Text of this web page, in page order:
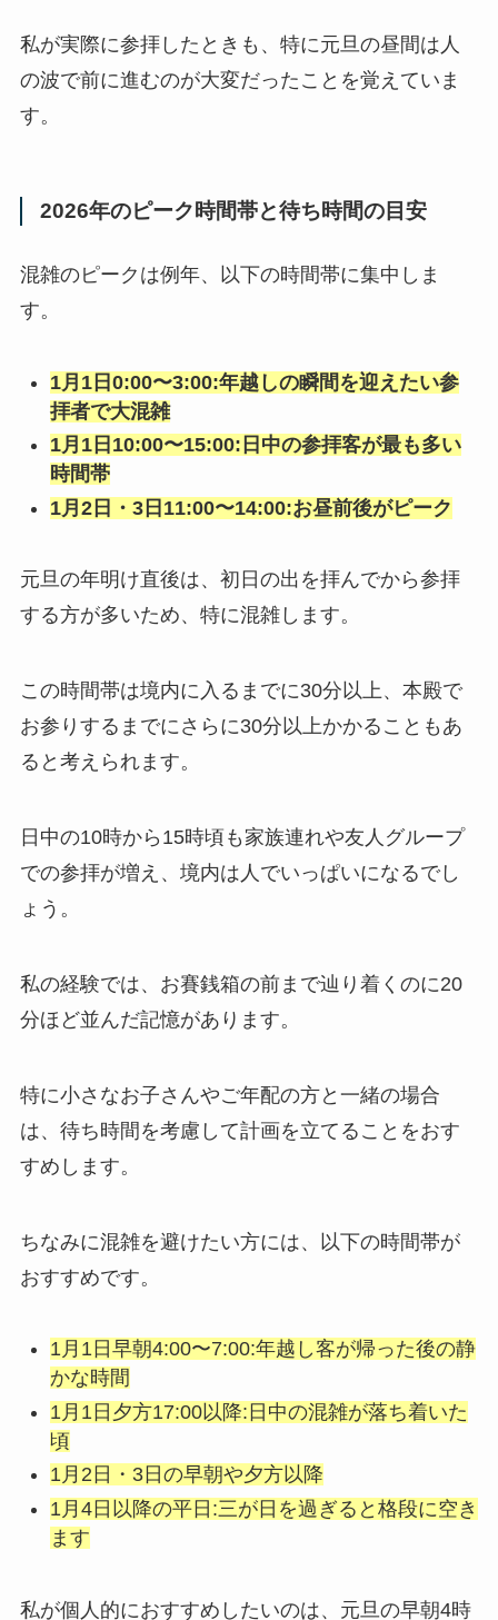
私が実際に参拝したときも、特に元旦の昼間は人
の波で前に進むのが大変だったことを覚えていま
す。
2026年のピーク時間帯と待ち時間の目安
混雑のピークは例年、以下の時間帯に集中しま
す。
1月1日0:00〜3:00:年越しの瞬間を迎えたい参
拝者で大混雑
1月1日10:00〜15:00:日中の参拝客が最も多い
時間帯
1月2日・3日11:00〜14:00:お昼前後がピーク
元旦の年明け直後は、初日の出を拝んでから参拝
する方が多いため、特に混雑します。
この時間帯は境内に入るまでに30分以上、本殿で
お参りするまでにさらに30分以上かかることもあ
ると考えられます。
日中の10時から15時頃も家族連れや友人グループ
での参拝が増え、境内は人でいっぱいになるでし
ょう。
私の経験では、お賽銭箱の前まで辿り着くのに20
分ほど並んだ記憶があります。
特に小さなお子さんやご年配の方と一緒の場合
は、待ち時間を考慮して計画を立てることをおす
すめします。
ちなみに混雑を避けたい方には、以下の時間帯が
おすすめです。
1月1日早朝4:00〜7:00:年越し客が帰った後の静
かな時間
1月1日夕方17:00以降:日中の混雑が落ち着いた
頃
1月2日・3日の早朝や夕方以降
1月4日以降の平日:三が日を過ぎると格段に空き
ます
私が個人的におすすめしたいのは、元旦の早朝4時